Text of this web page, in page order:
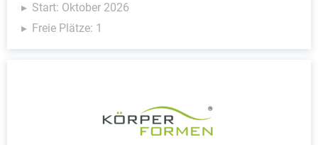
Start: Oktober 2026
Freie Plätze: 1